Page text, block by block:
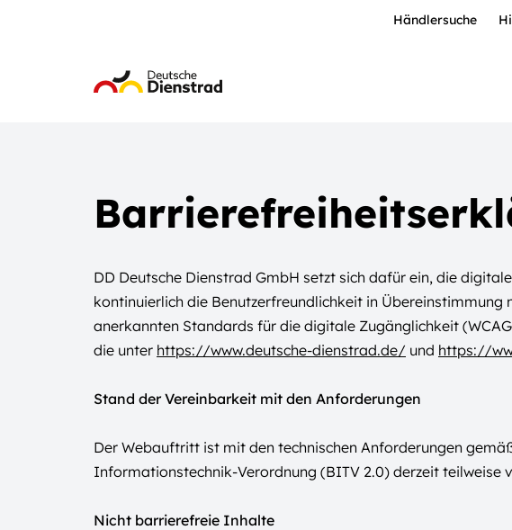
Händlersuche
DD Deutsche Dienstrad GmbH setzt sich dafür ein, die
kontinuierlich die Benutzerfreundlichkeit in
anerkannten Standards für die digitale Zugänglichkeit
die unter https://www.deutsche-dienstrad.de/ und https://
Stand der Vereinbarkeit mit den Anforderungen
Der Webauftritt ist mit den technischen Anforderungen
Informationstechnik-Verordnung (BITV 2.0) derzeit teilweise
Nicht barrierefreie Inhalte